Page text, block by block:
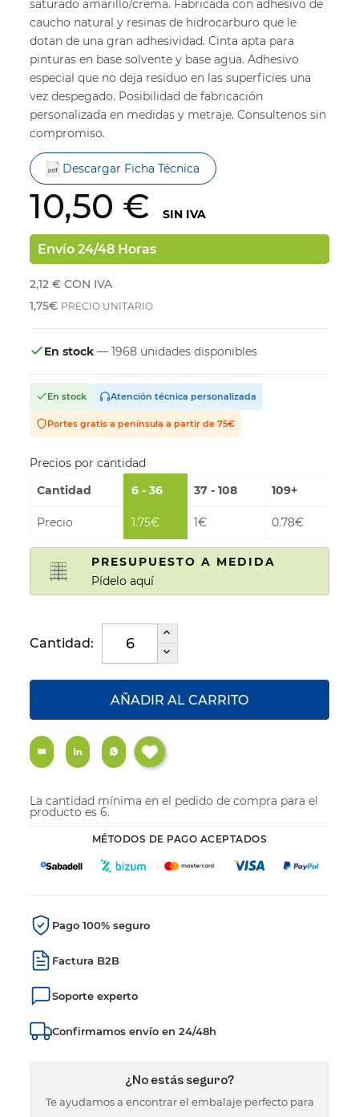
saturado amarillo/crema. Fabricada con adhesivo de
caucho natural y resinas de hidrocarburo que le
dotan de una gran adhesividad. Cinta apta para
pinturas en base solvente y base agua. Adhesivo
especial que no deja residuo en las superficies una
vez despegado. Posibilidad de fabricación
personalizada en medidas y metraje. Consultenos sin
compromiso.
Descargar Ficha Técnica
10,50 € SIN IVA
Envío 24/48 Horas
2,12 € CON IVA
1,75€ PRECIO UNITARIO
En stock — 1968 unidades disponibles
En stock Atención técnica personalizada
Portes gratis a península a partir de 75€
Precios por cantidad
Cantidad
6 - 36 37 - 108 109+
Precio 1.75€ 1€ 0.78€
PRESUPUESTO A MEDIDA
Pídelo aquí
Cantidad:
AÑADIR AL CARRITO
La cantidad mínima en el pedido de compra para el
producto es 6.
MÉTODOS DE PAGO ACEPTADOS
Pago 100% seguro
Factura B2B
Soporte experto
Confirmamos envío en 24/48h
¿No estás seguro?
Te ayudamos a encontrar el embalaje perfecto para